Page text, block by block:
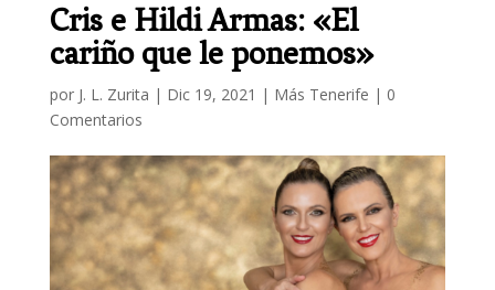
Cris e Hildi Armas: «El
cariño que le ponemos»
por J. L. Zurita | Dic 19, 2021 | Más Tenerife | 0
Comentarios